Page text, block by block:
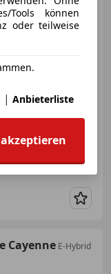
Cayenne E-Hybrid
Tools können
oder teilweise
| Anbieterliste